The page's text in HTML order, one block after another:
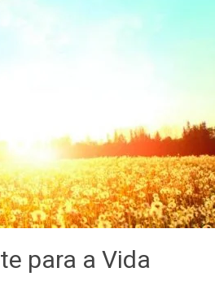
para a Vida